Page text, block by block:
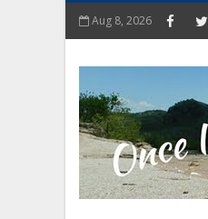
Aug 8, 2026